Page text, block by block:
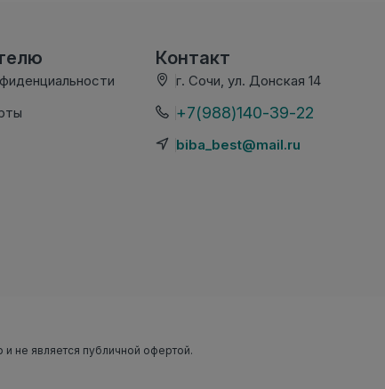
Контакт
г. Сочи, ул. Донская 14
+7(988)140-39-22
biba_best@mail.ru
не является публичной офертой.